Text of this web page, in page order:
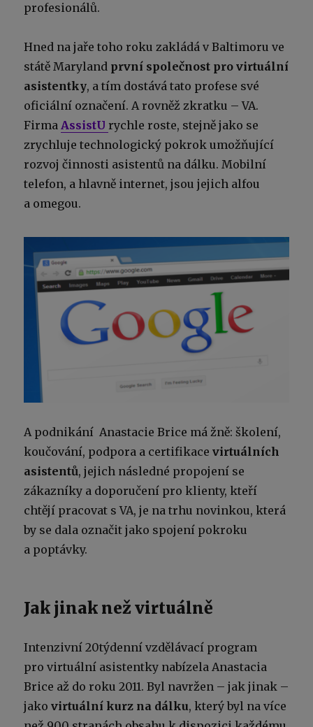
profesionálů.
Hned na jaře toho roku zakládá v Baltimoru ve
státě Maryland první společnost pro virtuální
asistentky, a tím dostává tato profese své
oficiální označení. A rovněž zkratku – VA.
FirmaAssistU rychle roste, stejně jako se
zrychluje technologický pokrok umožňující
rozvoj činnosti asistentů na dálku. Mobilní
telefon, a hlavně internet, jsou jejich alfou
a omegou.
A podnikání Anastacie Brice má žně: školení,
koučování, podpora a certifikacevirtuálních
asistentů, jejich následné propojení se
zákazníky a doporučení pro klienty, kteří
chtějí pracovat s VA, je na trhu novinkou, která
by se dala označit jako spojení pokroku
a poptávky.
Jak jinak než virtuálně
Intenzivní 20týdenní vzdělávací program
pro virtuální asistentky nabízela Anastacia
Brice až do roku 2011. Byl navržen – jak jinak –
jakovirtuální kurz na dálku, který byl na více